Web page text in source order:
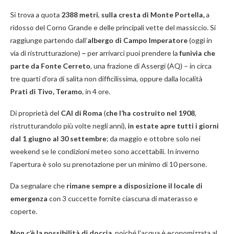
Si trova a quota 2388 metri, sulla cresta di Monte Portella,a
ridosso del Corno Grande e delle principali vette del massiccio. Si
raggiunge partendo dall’albergo di Campo Imperatore(oggi in
via di ristrutturazione) – per arrivarci puoi prendere la funivia che
parte da Fonte Cerreto, una frazione di Assergi (AQ) – in circa
tre quarti d’ora di salita non difficilissima, oppure dalla località
Prati di Tivo, Teramo, in 4 ore.
Di proprietà del CAI di Roma (che l’ha costruito nel 1908,
ristrutturandolo più volte negli anni), in estate apre tutti i giorni
dal 1 giugno al 30 settembre; da maggio e ottobre solo nei
weekend se le condizioni meteo sono accettabili. In inverno
l’apertura è solo su prenotazione per un minimo di 10 persone.
Da segnalare che rimane sempre a disposizione il locale di
emergenza con 3 cuccette fornite ciascuna di materasso e
coperte.